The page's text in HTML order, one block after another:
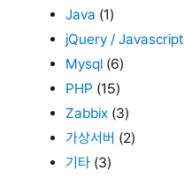
Java (1)
jQuery / Javascript
Mysql (6)
PHP (15)
Zabbix (3)
가상서버 (2)
기타 (3)